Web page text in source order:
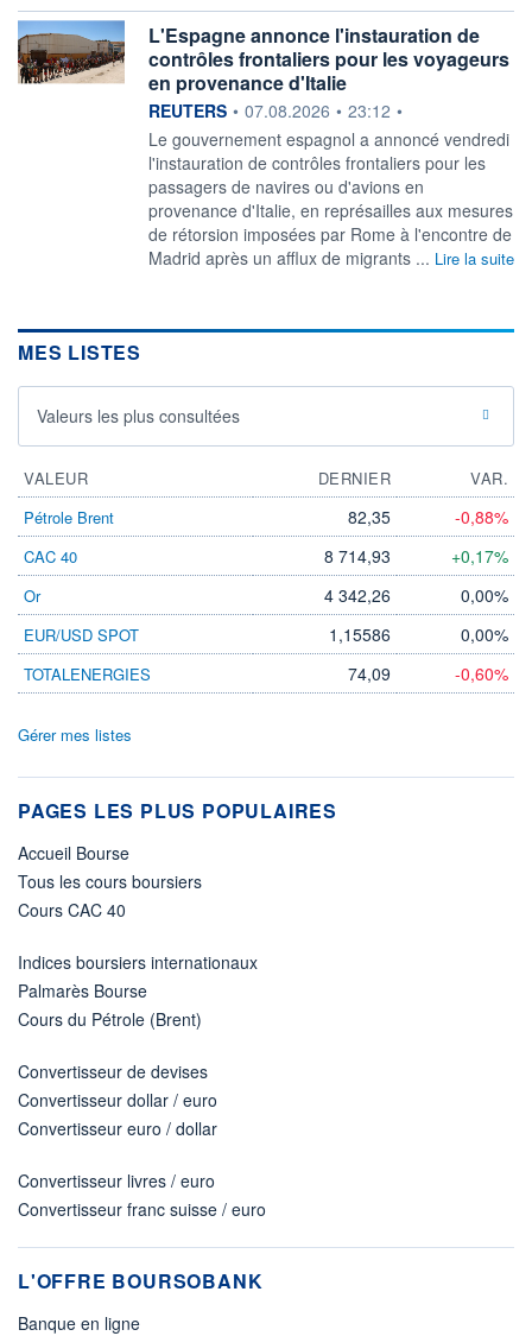
L'Espagne annonce l'instauration de
contrôles frontaliers pour les voyageurs
en provenance d'Italie
information fournie par
REUTERS • 07.08.2026 • 23:12 •
‌Le gouvernement espagnol a ​annoncé vendredi
l'instauration de contrôles frontaliers pour les
passagers ​de navires ou d'avions en ​
provenance d'Italie, en ⁠représailles aux mesures
de ‌rétorsion imposées par Rome à l'encontre de
​Madrid ‌après un afflux de ⁠migrants ... Lire la suite
MES LISTES
Valeurs les plus consultées
VALEUR DERNIER
VAR.
Pétrole Brent
82,35 -0,88%
CAC 40 8 714,93 +0,17%
Or 4 342,26 0,00%
EUR/USD SPOT 1,15586 0,00%
TOTALENERGIES 74,09 -0,60%
Gérer mes listes
PAGES LES PLUS POPULAIRES
Accueil Bourse
Tous les cours boursiers
Cours CAC 40
Indices boursiers internationaux
Palmarès Bourse
Cours du Pétrole (Brent)
Convertisseur de devises
Convertisseur dollar / euro
Convertisseur euro / dollar
Convertisseur livres / euro
Convertisseur franc suisse / euro
L'OFFRE BOURSOBANK
Banque en ligne